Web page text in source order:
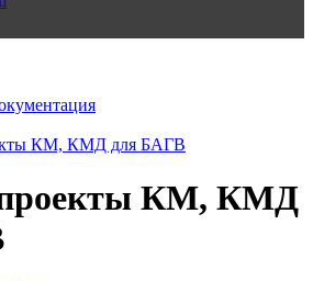
КМ, КМД для БАГВ
КМ, КМД